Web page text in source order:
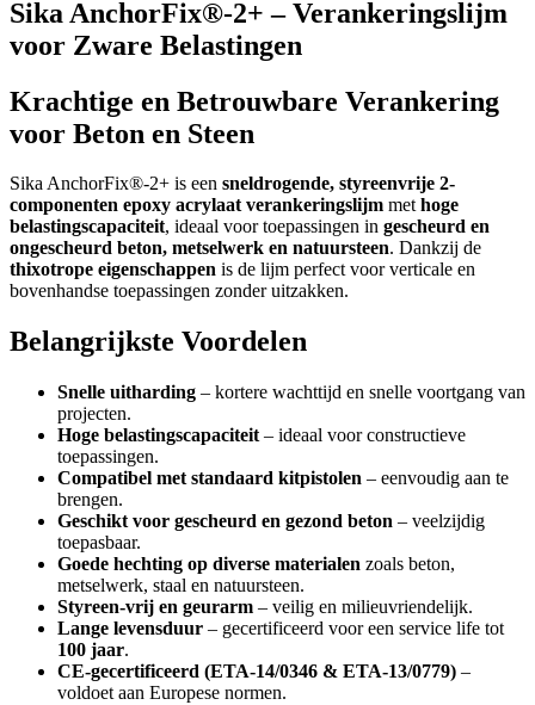
Sika AnchorFix®-2+ – Verankeringslijm
voor Zware Belastingen
Krachtige en Betrouwbare Verankering
voor Beton en Steen
Sika AnchorFix®-2+ is een sneldrogende, styreenvrije 2-
componenten epoxy acrylaat verankeringslijm methoge
belastingscapaciteit, ideaal voor toepassingen in gescheurd en
ongescheurd beton, metselwerk en natuursteen. Dankzij de
thixotrope eigenschappen is de lijm perfect voor verticale en
bovenhandse toepassingen zonder uitzakken.
Belangrijkste Voordelen
Snelle uitharding – kortere wachttijd en snelle voortgang van
projecten.
Hoge belastingscapaciteit – ideaal voor constructieve
toepassingen.
Compatibel met standaard kitpistolen – eenvoudig aan te
brengen.
Geschikt voor gescheurd en gezond beton – veelzijdig
toepasbaar.
Goede hechting op diverse materialen zoals beton,
metselwerk, staal en natuursteen.
Styreen-vrij en geurarm – veilig en milieuvriendelijk.
Lange levensduur – gecertificeerd voor een service life tot
100 jaar.
CE-gecertificeerd (ETA-14/0346 & ETA-13/0779) –
voldoet aan Europese normen.